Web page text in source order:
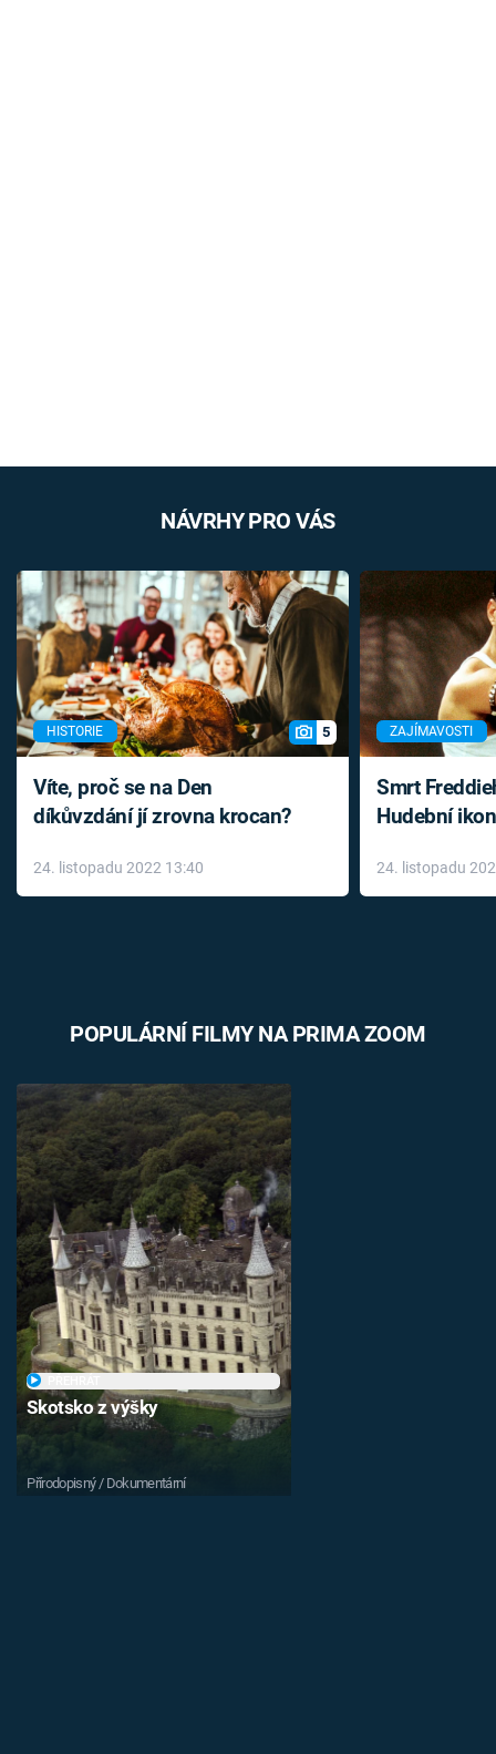
NÁVRHY PRO VÁS
HISTORIE 5
Víte, proč se na Den
díkůvzdání jí zrovna krocan?
24. listopadu 2022 13:40
ZAJÍMAVOSTI
Smrt
Hudební
léky
24. listopadu
POPULÁRNÍ FILMY NA PRIMA ZOOM
Skotsko z výšky
Přírodopisný / Dokumentární